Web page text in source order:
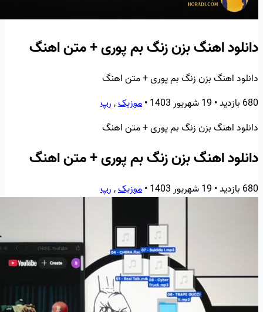
دانلود اهنگ بزن زنگ بم پوری + متن اهنگ
دانلود اهنگ بزن زنگ بم پوری + متن اهنگ
680 بازدید
• 19 شهریور 1403 •موزیک,رپ
دانلود اهنگ بزن زنگ بم پوری + متن اهنگ
دانلود اهنگ بزن زنگ بم پوری + متن اهنگ
680 بازدید • 19 شهریور 1403 •موزیک,رپ